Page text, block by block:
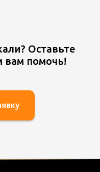
Оставьте
вам помочь!